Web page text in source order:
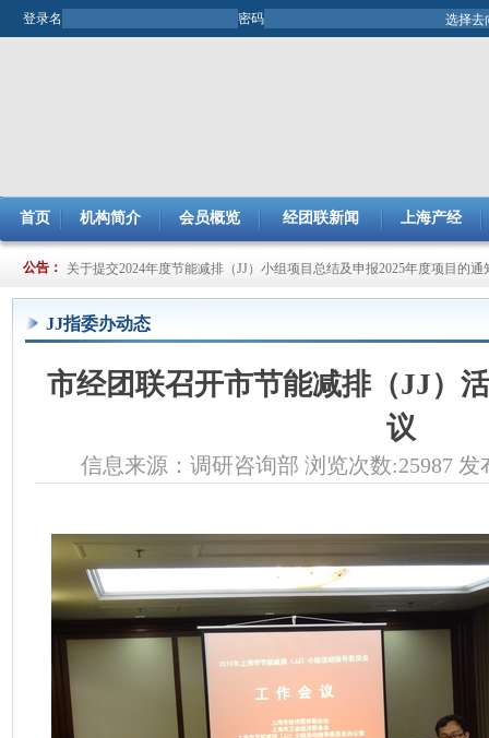
登录名 密码
首页 机构简介 会员概览 经团联新闻 上海产经
公告：
关于开展2025年市企业管理现代化创新成果评审工作的通知
关于提交2024年度节能减排（JJ）小组项目总结及申报2025年度项目的通
JJ指委办动态
市经团联召开市节能减排（JJ）
议
信息来源：调研咨询部 浏览次数:25987 发